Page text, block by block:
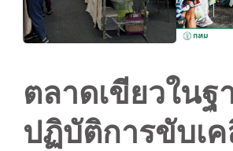
ตลาดเขียวในฐ
ปฏิบัติการขับเ